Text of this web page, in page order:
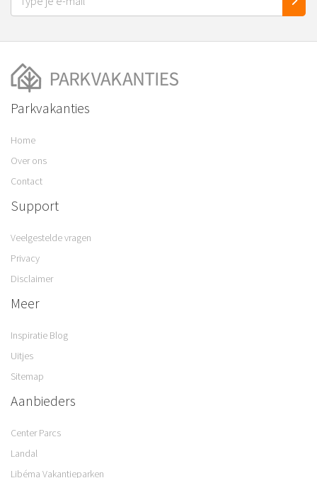
Parkvakanties
Home
Over ons
Contact
Support
Veelgestelde vragen
Privacy
Disclaimer
Meer
Inspiratie Blog
Uitjes
Sitemap
Aanbieders
Center Parcs
Landal
Libéma Vakantieparken